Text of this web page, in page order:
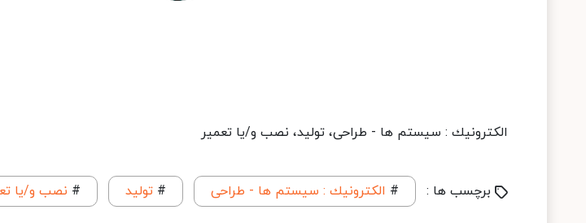
الكترونیك : سیستم ها - طراحی، تولید، نصب و/یا تعمیر
برچسب ها : # الكترونیك : سیستم ها - طراحی # تولید # نصب و/یا